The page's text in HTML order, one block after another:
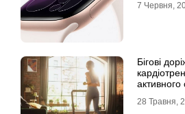
7 Червня,
Бігові
активного
28 Травня,